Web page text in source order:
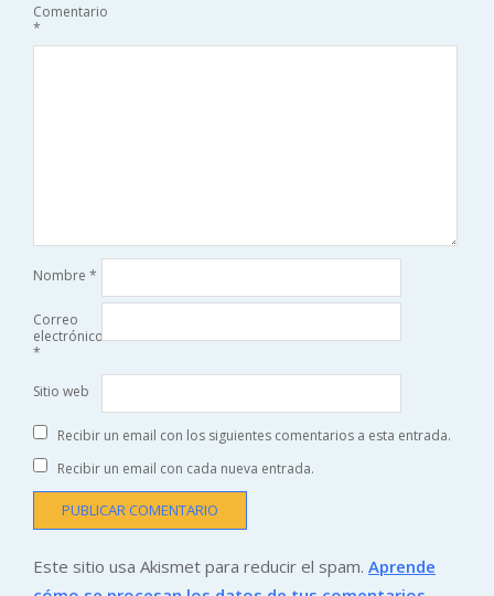
Comentario
*
Nombre *
Correo
electrónico
*
Sitio web
Recibir un email con los siguientes comentarios a esta entrada.
Recibir un email con cada nueva entrada.
Este sitio usa Akismet para reducir el spam. Aprende